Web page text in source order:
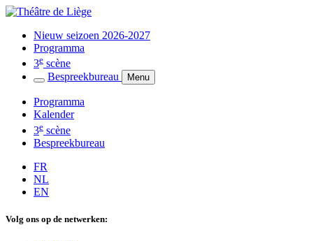
Nieuw seizoen 2026-2027
Programma
3e scène
Bespreekbureau
Menu
Programma
Kalender
3e scène
Bespreekbureau
FR
NL
EN
Volg ons op de netwerken: